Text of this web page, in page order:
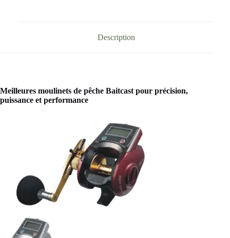
Description
Meilleures moulinets de pêche Baitcast pour précision,
puissance et performance